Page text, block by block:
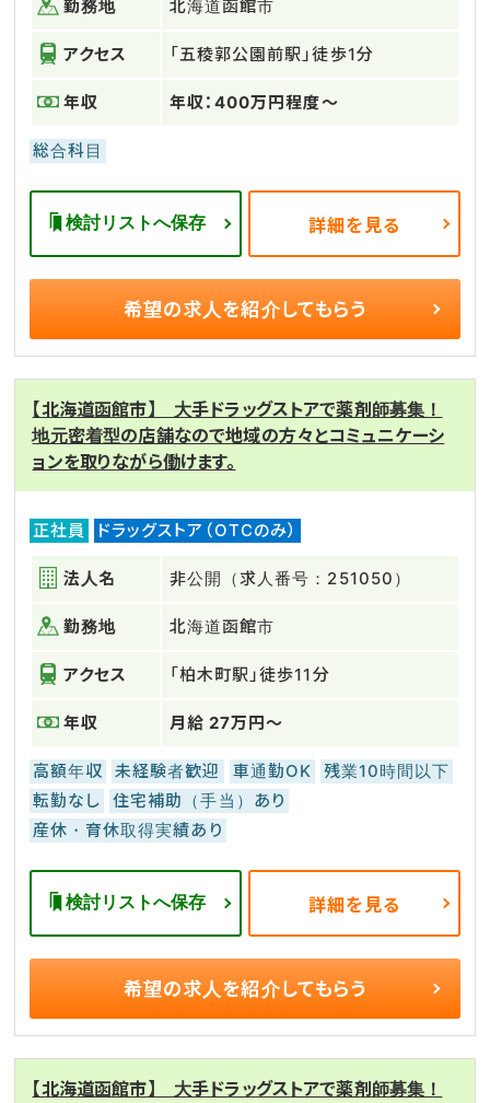
勤務地 北海道函館市
アクセス 「五稜郭公園前駅」徒歩1分
年収 年収：400万円程度～
総合科目
検討リストへ保存 詳細を見る
希望の求人を紹介してもらう
【北海道函館市】 大手ドラッグストアで薬剤師募集！
地元密着型の店舗なので地域の方々とコミュニケーシ
ョンを取りながら働けます。
正社員 ドラッグストア（OTCのみ）
法人名 非公開（求人番号：251050）
勤務地 北海道函館市
アクセス 「柏木町駅」徒歩11分
年収 月給 27万円～
高額年収 未経験者歓迎 車通勤OK
残業10時間以下
転勤なし
住宅補助（手当）あり
産休・育休取得実績あり
検討リストへ保存 詳細を見る
希望の求人を紹介してもらう
【北海道函館市】 大手ドラッグストアで薬剤師募集！